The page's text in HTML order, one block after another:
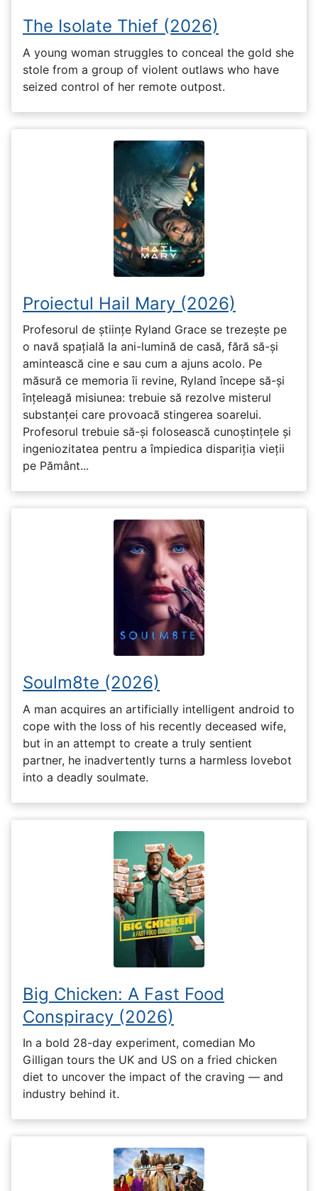
The Isolate Thief (2026)
A young woman struggles to conceal the gold she
stole from a group of violent outlaws who have
seized control of her remote outpost.
Proiectul Hail Mary (2026)
Profesorul de științe Ryland Grace se trezește pe
o navă spațială la ani-lumină de casă, fără să-și
amintească cine e sau cum a ajuns acolo. Pe
măsură ce memoria îi revine, Ryland începe să-și
înțeleagă misiunea: trebuie să rezolve misterul
substanței care provoacă stingerea soarelui.
Profesorul trebuie să-și folosească cunoștințele și
ingeniozitatea pentru a împiedica dispariția vieții
pe Pământ...
Soulm8te (2026)
A man acquires an artificially intelligent android to
cope with the loss of his recently deceased wife,
but in an attempt to create a truly sentient
partner, he inadvertently turns a harmless lovebot
into a deadly soulmate.
Big Chicken: A Fast Food
Conspiracy (2026)
In a bold 28-day experiment, comedian Mo
Gilligan tours the UK and US on a fried chicken
diet to uncover the impact of the craving — and
industry behind it.